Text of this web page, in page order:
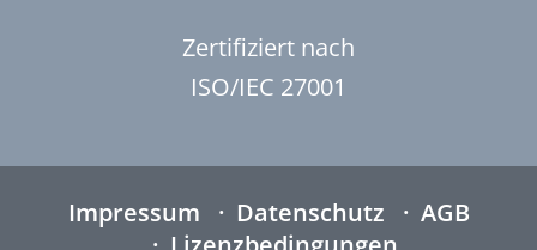
Zertifiziert nach
ISO/IEC 27001
Impressum Datenschutz
AGB